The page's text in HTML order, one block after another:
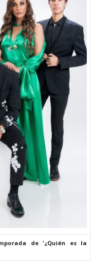
de '¿Quién es la